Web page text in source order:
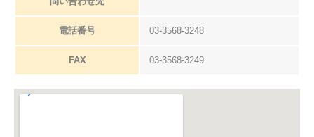
電話番号 03-3568-3248
FAX 03-3568-3249